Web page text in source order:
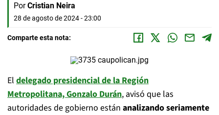
Por Cristian Neira
28 de agosto de 2024 - 23:00
Comparte esta nota:
El delegado presidencial de la Región
Metropolitana, Gonzalo Durán, avisó que las
autoridades de gobierno están analizando seriamente